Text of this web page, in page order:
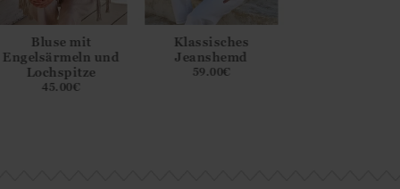
Bluse mit
Engelsärmeln und
Lochspitze
45.00€
Klassisches
Jeanshemd
59.00€